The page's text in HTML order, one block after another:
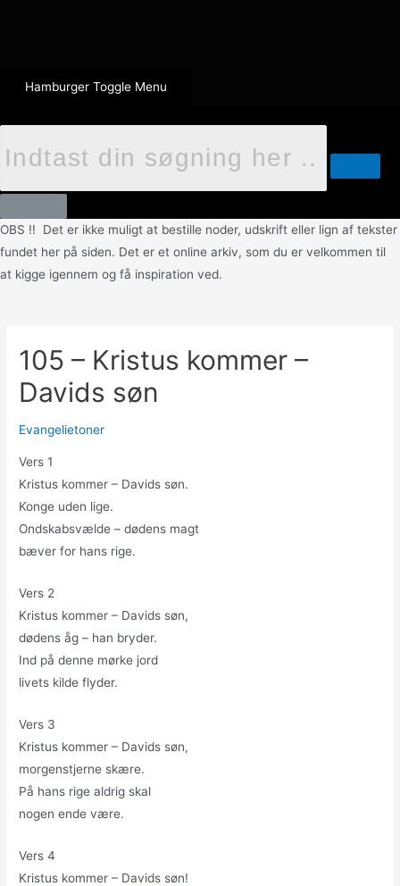
Hamburger Toggle Menu
OBS !! Det er ikke muligt at bestille noder, udskrift eller lign af tekster
fundet her på siden. Det er et online arkiv, som du er velkommen til
at kigge igennem og få inspiration ved.
105 – Kristus kommer –
Davids søn
Evangelietoner
Vers 1
Kristus kommer – Davids søn.
Konge uden lige.
Ondskabsvælde – dødens magt
bæver for hans rige.
Vers 2
Kristus kommer – Davids søn,
dødens åg – han bryder.
Ind på denne mørke jord
livets kilde flyder.
Vers 3
Kristus kommer – Davids søn,
morgenstjerne skære.
På hans rige aldrig skal
nogen ende være.
Vers 4
Kristus kommer – Davids søn!